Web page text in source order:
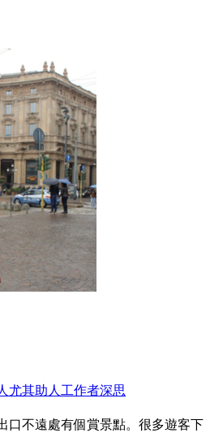
尤其助人工作者深思
口不遠處有個賞景點。很多遊客下